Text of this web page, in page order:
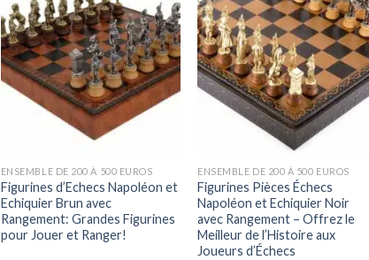
ENSEMBLE DE 200 À 500 EUROS
Figurines d’Echecs Napoléon et
Echiquier Brun avec
Rangement: Grandes Figurines
pour Jouer et Ranger!
ENSEMBLE DE 200 À 500 EUROS
Figurines Pièces Échecs
Napoléon et Echiquier Noir
avec Rangement – Offrez le
Meilleur de l’Histoire aux
Joueurs d’Échecs